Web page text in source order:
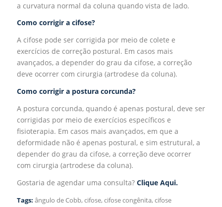
a curvatura normal da coluna quando vista de lado.
Como corrigir a cifose?
A cifose pode ser corrigida por meio de colete e
exercícios de correção postural. Em casos mais
avançados, a depender do grau da cifose, a correção
deve ocorrer com cirurgia (artrodese da coluna).
Como corrigir a postura corcunda?
A postura corcunda, quando é apenas postural, deve ser
corrigidas por meio de exercícios específicos e
fisioterapia. Em casos mais avançados, em que a
deformidade não é apenas postural, e sim estrutural, a
depender do grau da cifose, a correção deve ocorrer
com cirurgia (artrodese da coluna).
Gostaria de agendar uma consulta? Clique Aqui.
Tags: ângulo de Cobb,cifose,cifose congênita,cifose